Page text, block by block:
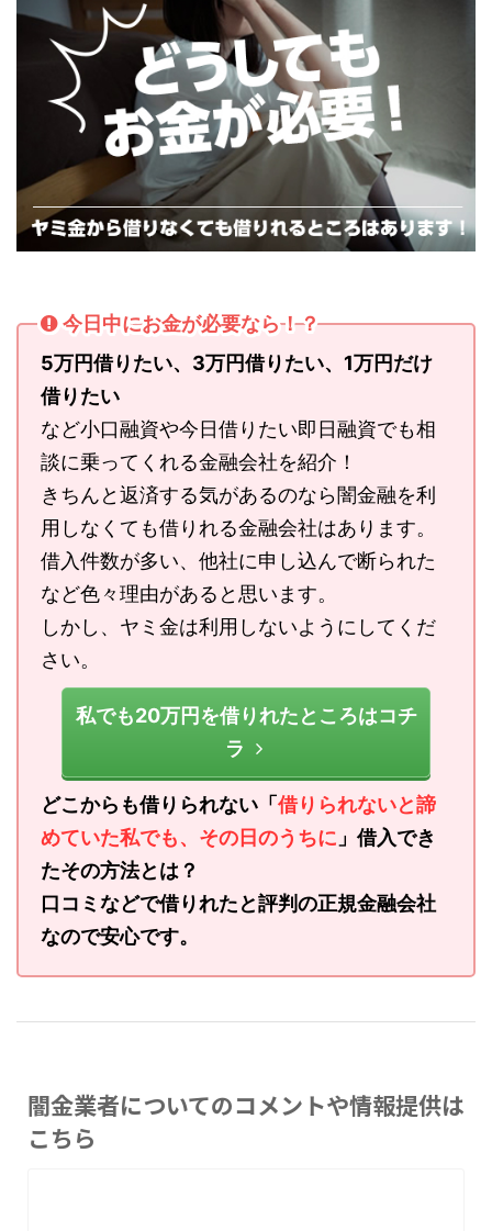
今日中にお金が必要なら！？
5万円借りたい、3万円借りたい、1万円だけ
借りたい
など小口融資や今日借りたい即日融資でも相
談に乗ってくれる金融会社を紹介！
きちんと返済する気があるのなら闇金融を利
用しなくても借りれる金融会社はあります。
借入件数が多い、他社に申し込んで断られた
など色々理由があると思います。
しかし、ヤミ金は利用しないようにしてくだ
さい。
私でも20万円を借りれたところはコチ
ラ
どこからも借りられない「借りられないと諦
めていた私でも、その日のうちに 」借入でき
たその方法とは？
口コミなどで借りれたと評判の正規金融会社
なので安心です。
闇金業者についてのコメントや情報提供は
こちら